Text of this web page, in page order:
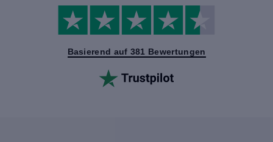
Basierend auf 381 Bewertungen